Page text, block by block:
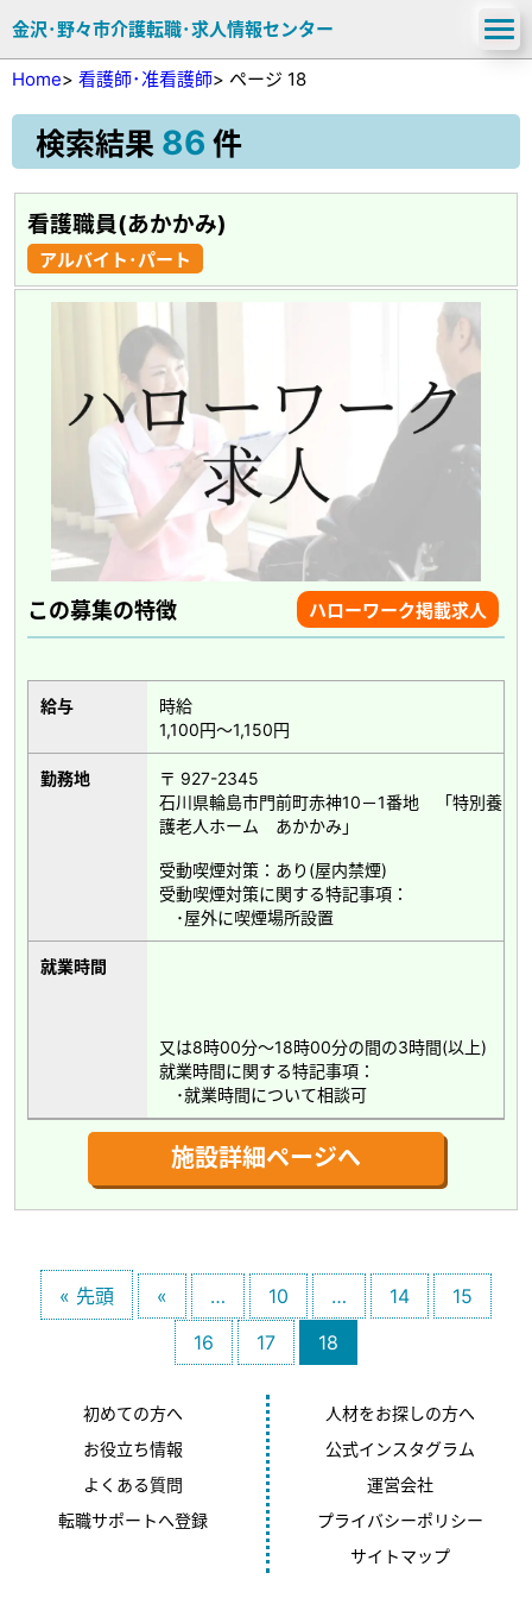
金沢･野々市介護転職･求人情報センター
Home> 看護師･准看護師> ページ 18
検索結果 86 件
看護職員(あかかみ)
アルバイト･パート
この募集の特徴 ハローワーク掲載求人
給与
時給
1,100円～1,150円
勤務地
〒 927-2345
石川県輪島市門前町赤神10－1番地 「特別養
護老人ホーム あかかみ」
受動喫煙対策：あり(屋内禁煙)
受動喫煙対策に関する特記事項：
･屋外に喫煙場所設置
就業時間
又は8時00分～18時00分の間の3時間(以上)
就業時間に関する特記事項：
･就業時間について相談可
施設詳細ページへ
« 先頭 « … 10 … 14
15
16
17 18
初めての方へ
お役立ち情報
よくある質問
転職サポートへ登録
人材をお探しの方へ
公式インスタグラム
運営会社
プライバシーポリシー
サイトマップ